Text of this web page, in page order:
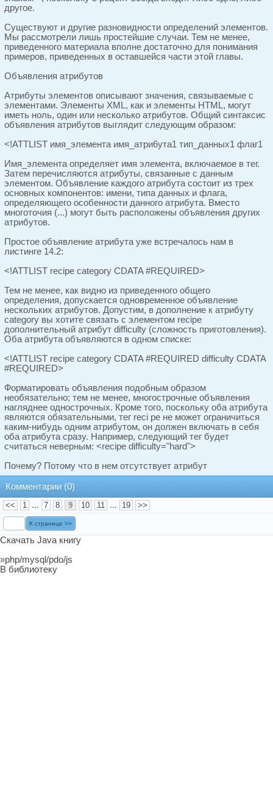
другое.
Существуют и другие разновидности определений элементов.
Мы рассмотрели лишь простейшие случаи. Тем не менее,
приведенного материала вполне достаточно для понимания
примеров, приведенных в оставшейся части этой главы.
Объявления атрибутов
Атрибуты элементов описывают значения, связываемые с
элементами. Элементы XML, как и элементы HTML, могут
иметь ноль, один или несколько атрибутов. Общий синтаксис
объявления атрибутов выглядит следующим образом:
<!ATTLIST имя_элемента имя_атри6ута1 тип_данных1 флаг1
Имя_элемента определяет имя элемента, включаемое в тег.
Затем перечисляются атрибуты, связанные с данным
элементом. Объявление каждого атрибута состоит из трех
основных компонентов: имени, типа данных и флага,
определяющего особенности данного атрибута. Вместо
многоточия (...) могут быть расположены объявления других
атрибутов.
Простое объявление атрибута уже встречалось нам в
листинге 14.2:
<!ATTLIST recipe category CDATA #REQUIRED>
Тем не менее, как видно из приведенного общего
определения, допускается одновременное объявление
нескольких атрибутов. Допустим, в дополнение к атрибуту
category вы хотите связать с элементом recipe
дополнительный атрибут difficulty (сложность приготовления).
Оба атрибута объявляются в одном списке:
<!ATTLIST recipe category CDATA #REQUIRED difficulty CDATA
#REQUIRED>
Форматировать объявления подобным образом
необязательно; тем не менее, многострочные объявления
нагляднее однострочных. Кроме того, поскольку оба атрибута
являются обязательными, тег reci ре не может ограничиться
каким-нибудь одним атрибутом, он должен включать в себя
оба атрибута сразу. Например, следующий тег будет
считаться неверным: <recipe difficulty="hard">
Почему? Потому что в нем отсутствует атрибут
Комментарии (0)
<< 1 ... 7 8 9 10 11 ... 19 >>
Скачать Java книгу
»php/mysql/pdo/js
В библиотеку